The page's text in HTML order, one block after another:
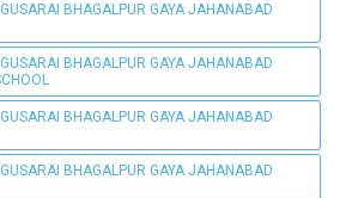
BHAGALPUR GAYA JAHANABAD
BHAGALPUR GAYA JAHANABAD
BHAGALPUR GAYA JAHANABAD
BHAGALPUR GAYA JAHANABAD